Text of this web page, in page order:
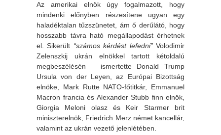
Az amerikai elnök úgy fogalmazott, hogy
mindenki előnyben részesítene ugyan egy
haladéktalan tűzszünetet, ám ő derűlátó, hogy
hosszabb távra ható megállapodást érhetnek
el. Sikerült “számos kérdést lefedni”Volodimir
Zelenszkij ukrán elnökkel tartott kétoldalú
megbeszélésén – ismertette Donald Trump
Ursula von der Leyen, az Európai Bizottság
elnöke, Mark Rutte NATO-főtitkár, Emmanuel
Macron francia és Alexander Stubb finn elnök,
Giorgia Meloni olasz és Keir Starmer brit
miniszterelnök, Friedrich Merz német kancellár,
valamint az ukrán vezető jelenlétében.